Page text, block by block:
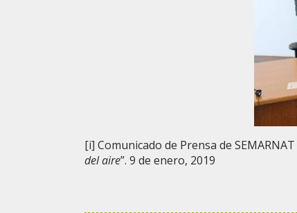
[i] Comunicado de Prensa de SEMARNAT
del aire”. 9 de enero, 2019